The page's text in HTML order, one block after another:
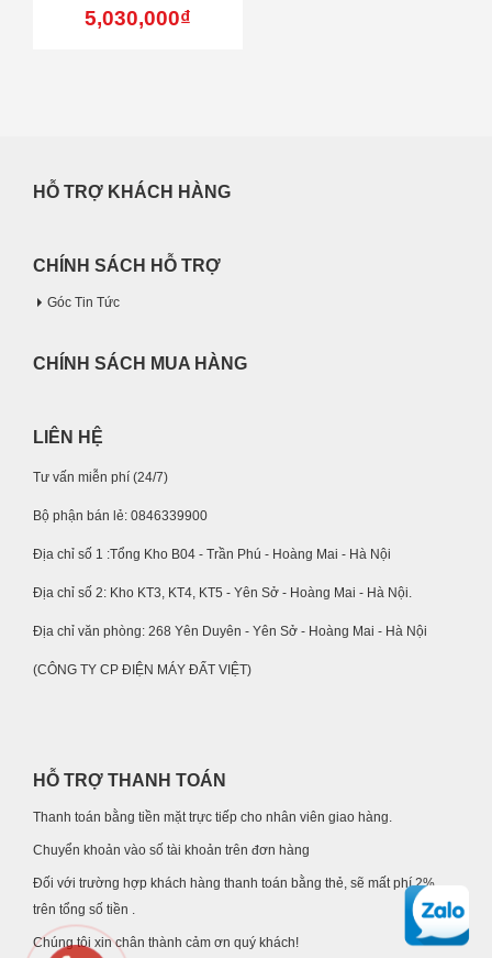
5,030,000₫
HỖ TRỢ KHÁCH HÀNG
CHÍNH SÁCH HỖ TRỢ
Góc Tin Tức
CHÍNH SÁCH MUA HÀNG
LIÊN HỆ
Tư vấn miễn phí (24/7)
Bộ phận bán lẻ: 0846339900
Địa chỉ số 1 :Tổng Kho B04 - Trần Phú - Hoàng Mai - Hà Nội
Địa chỉ số 2: Kho KT3, KT4, KT5 - Yên Sở - Hoàng Mai - Hà Nội.
Địa chỉ văn phòng: 268 Yên Duyên - Yên Sở - Hoàng Mai - Hà Nội
(CÔNG TY CP ĐIỆN MÁY ĐẤT VIỆT)
HỖ TRỢ THANH TOÁN
Thanh toán bằng tiền mặt trực tiếp cho nhân viên giao hàng.
Chuyển khoản vào số tài khoản trên đơn hàng
Đối với trường hợp khách hàng thanh toán bằng thẻ, sẽ mất phí 2%
trên tổng số tiền .
Chúng tôi xin chân thành cảm ơn quý khách!